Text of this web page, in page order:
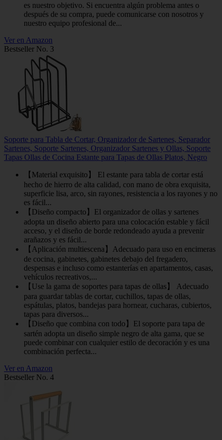
es nuestro objetivo. Si encuentra algún problema antes o
después de su compra, puede comunicarse con nosotros y
nuestro equipo profesional de...
Ver en Amazon
Bestseller No. 3
Soporte para Tabla de Cortar, Organizador de Sartenes, Separador
Sartenes, Soporte Sartenes, Organizador Sartenes y Ollas, Soporte
Tapas Ollas de Cocina Estante para Tapas de Ollas Platos, Negro
【Material exquisito】 El estante para tabla de cortar está
hecho de hierro de alta calidad, con mano de obra exquisita,
superficie lisa, arco, sin rayones, resistencia a los rayones y no
es fácil...
【Diseño compacto】El organizador de ollas y sartenes
adopta un diseño abierto para una colocación estable y fácil
acceso, y el diseño de borde redondeado ayuda a prevenir
arañazos y es fácil...
【Aplicación multiescena】Adecuado para uso en encimeras
de cocina, gabinetes, gabinetes debajo del fregadero,
despensas e incluso como estanterías en apartamentos, casas,
vehículos recreativos,...
【Use la gama de soportes para tapas de ollas】 Adecuado
para guardar tablas de cortar, cuchillos, tapas de ollas,
espátulas, platos, bandejas para hornear, cucharas, cubiertos,
tapas para diversos...
【Diseño que combina con todo】El soporte para tapa de
sartén adopta un diseño simple negro de alta gama, que se
puede combinar con cualquier estilo de decoración y es una
combinación perfecta...
Ver en Amazon
Bestseller No. 4